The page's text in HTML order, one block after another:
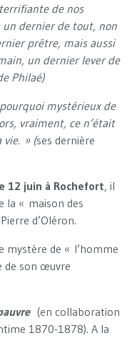
de nos
un dernier de tout, non
prêtre, mais aussi
un dernier lever de
Philaé)
mystérieux de
vraiment, ce n’était
vie. » (ses dernière
12 juin à Rochefort, il
la « maison des
d’Oléron.
mystère de « l’homme
de son œuvre
(en collaboration
1870-1878). A la